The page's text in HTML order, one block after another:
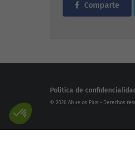
Comparte
Politica de
© 2026 Abuelos Plus - Derechos